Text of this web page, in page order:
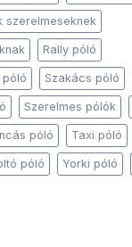
szerelmeseknek
Rally póló
póló Szakács póló
Szerelmes pólók
póló Taxi póló
póló Yorki póló